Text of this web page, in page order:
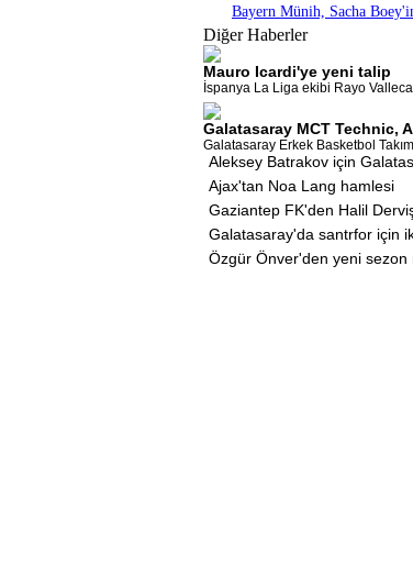
Bayern Münih, Sacha
Diğer Haberler
Mauro Icardi'ye yeni talip
İspanya La Liga ekibi Rayo
Galatasaray MCT Technic,
Galatasaray Erkek Basketbol
Aleksey Batrakov için
Ajax'tan Noa Lang hamlesi
Gaziantep FK'den Halil
Galatasaray'da santrfor için
Özgür Önver'den yeni sezon